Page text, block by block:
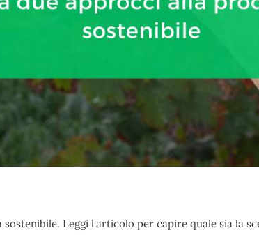
Leggi l'articolo per capire quale sia la